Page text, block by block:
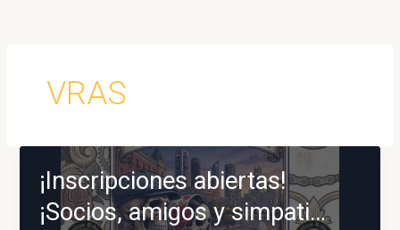
VRAS
¡Inscripciones abiertas!
¡Socios, amigos y simpati…